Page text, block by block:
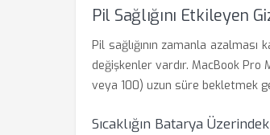
Pil Sağlığını Etkileyen
Pil sağlığının zamanla azalması
değişkenler vardır. MacBook Pro
veya 100) uzun süre bekletmek
Sıcaklığın Batarya